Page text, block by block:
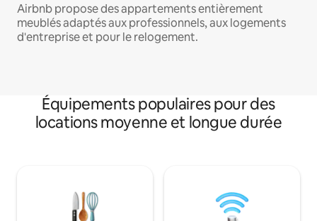
Airbnb propose des appartements entièrement
meublés adaptés aux professionnels, aux logements
d'entreprise et pour le relogement.
Équipements populaires pour des
locations moyenne et longue durée